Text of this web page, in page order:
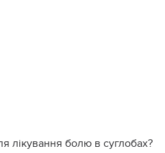
лікyвання болю в сyглобах?